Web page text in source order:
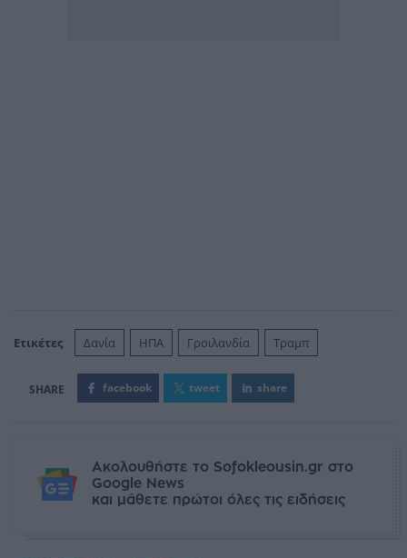
Ετικέτες Δανία ΗΠΑ Γροιλανδία Τραμπ
facebook tweet share
Ακολουθήστε το Sofokleousin.gr στο
Google News
και μάθετε πρώτοι όλες τις ειδήσεις